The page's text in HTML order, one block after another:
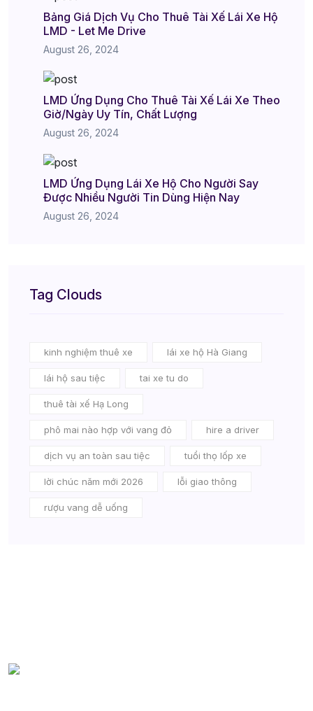
Bảng Giá Dịch Vụ Cho Thuê Tài Xế Lái Xe Hộ
LMD - Let Me Drive
August 26, 2024
LMD Ứng Dụng Cho Thuê Tài Xế Lái Xe Theo
Giờ/Ngày Uy Tín, Chất Lượng
August 26, 2024
LMD Ứng Dụng Lái Xe Hộ Cho Người Say
Được Nhiều Người Tin Dùng Hiện Nay
August 26, 2024
Tag Clouds
kinh nghiệm thuê xe lái xe hộ Hà Giang
lái hộ sau tiệc tai xe tu do
thuê tài xế Hạ Long
phô mai nào hợp với vang đỏ hire a driver
dịch vụ an toàn sau tiệc tuổi thọ lốp xe
lời chúc năm mới 2026 lỗi giao thông
rượu vang dễ uống